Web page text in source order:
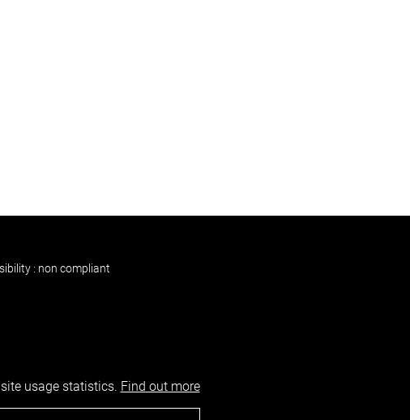
: non compliant
usage statistics. Find out more